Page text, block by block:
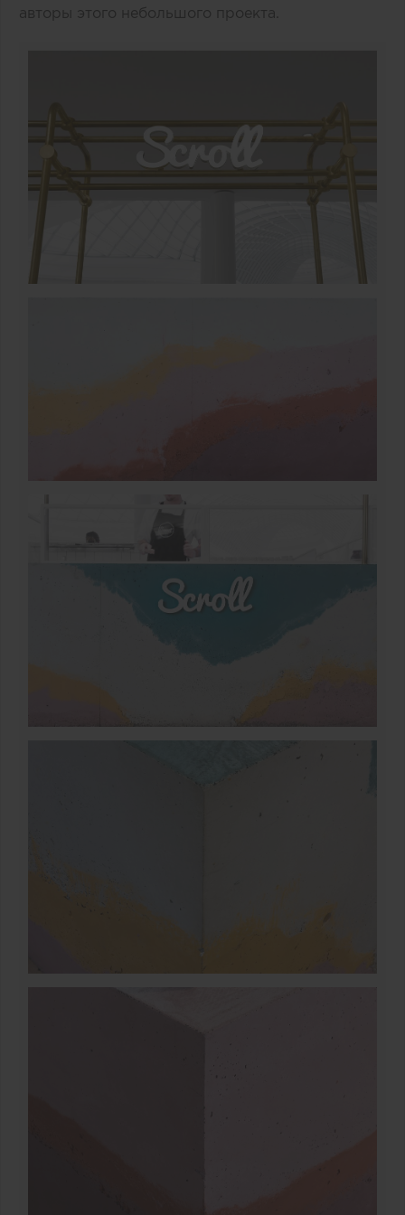
авторы этого небольшого проекта.